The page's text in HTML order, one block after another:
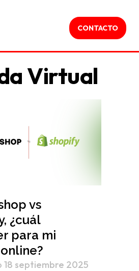
CONTACTO
Virtual
vs
¿cuál
para mi
18 septiembre 2025